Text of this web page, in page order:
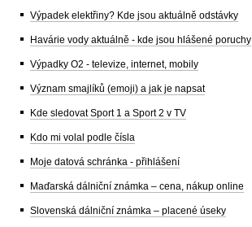
Výpadek elektřiny? Kde jsou aktuálně odstávky
Havárie vody aktuálně - kde jsou hlášené poruchy
Výpadky O2 - televize, internet, mobily
Význam smajlíků (emoji) a jak je napsat
Kde sledovat Sport 1 a Sport 2 v TV
Kdo mi volal podle čísla
Moje datová schránka - přihlášení
Maďarská dálniční známka – cena, nákup online
Slovenská dálniční známka – placené úseky